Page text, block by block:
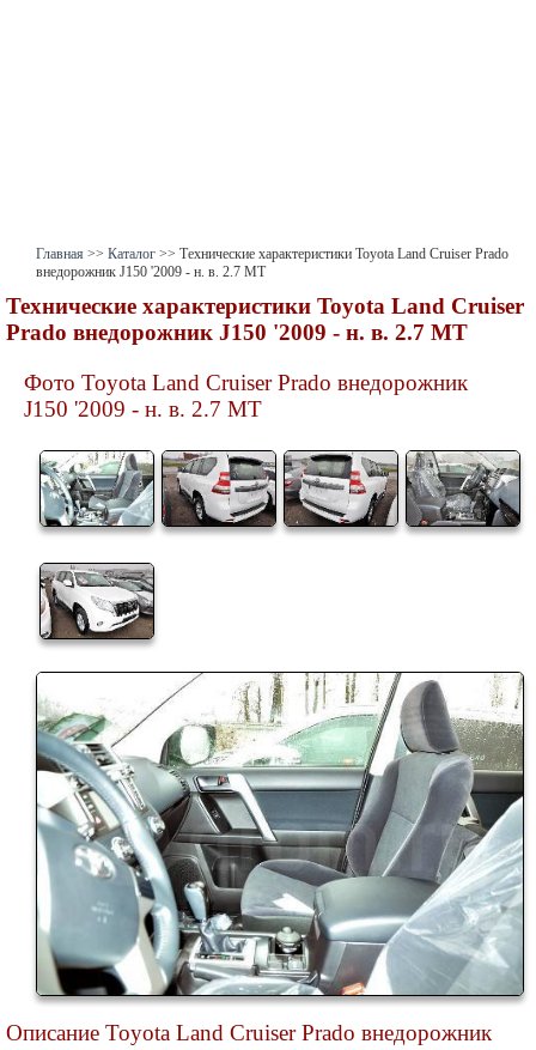
Главная >> Каталог >> Технические характеристики Toyota Land Cruiser Prado
внедорожник J150 '2009 - н. в. 2.7 MT
Технические характеристики Toyota Land Cruiser
Prado внедорожник J150 '2009 - н. в. 2.7 MT
Фото Toyota Land Cruiser Prado внедорожник
J150 '2009 - н. в. 2.7 MT
Описание Toyota Land Cruiser Prado внедорожник